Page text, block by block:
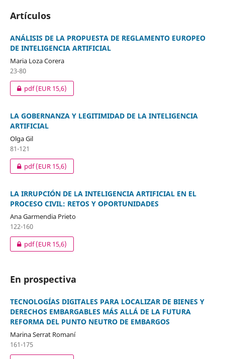
Artículos
ANÁLISIS DE LA PROPUESTA DE REGLAMENTO EUROPEO
DE INTELIGENCIA ARTIFICIAL
Maria Loza Corera
23-80
pdf(EUR 15,6)
LA GOBERNANZA Y LEGITIMIDAD DE LA INTELIGENCIA
ARTIFICIAL
Olga Gil
81-121
pdf(EUR 15,6)
LA IRRUPCIÓN DE LA INTELIGENCIA ARTIFICIAL EN EL
PROCESO CIVIL: RETOS Y OPORTUNIDADES
Ana Garmendia Prieto
122-160
pdf(EUR 15,6)
En prospectiva
TECNOLOGÍAS DIGITALES PARA LOCALIZAR DE BIENES Y
DERECHOS EMBARGABLES MÁS ALLÁ DE LA FUTURA
REFORMA DEL PUNTO NEUTRO DE EMBARGOS
Marina Serrat Romaní
161-175